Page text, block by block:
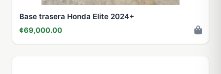
Base trasera Honda Elite 2024+
¢69,000.00